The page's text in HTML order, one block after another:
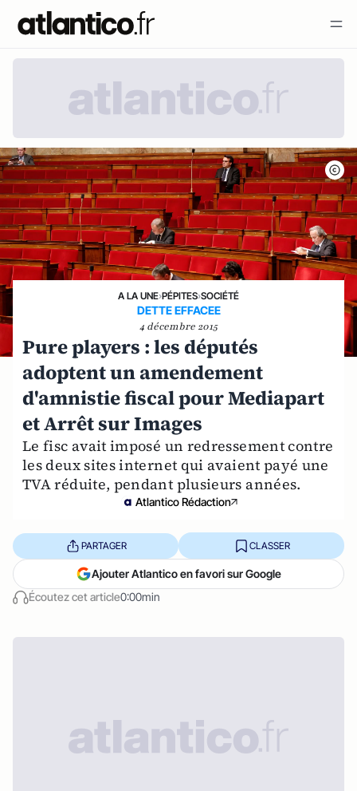
A LA UNE›PÉPITES›SOCIÉTÉ
DETTE EFFACEE
4 décembre 2015
Pure players : les députés
adoptent un amendement
d'amnistie fiscal pour Mediapart
et Arrêt sur Images
Le fisc avait imposé un redressement contre
les deux sites internet qui avaient payé une
TVA réduite, pendant plusieurs années.
Atlantico Rédaction
Écoutez cet article0:00min
PARTAGER CLASSER
Ajouter Atlantico en favori sur Google